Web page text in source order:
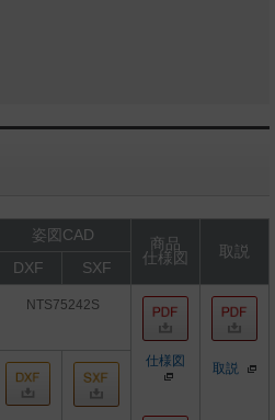
姿図CAD
商品
仕様図
取説
DXF SXF
NTS75242S
仕様図 取説